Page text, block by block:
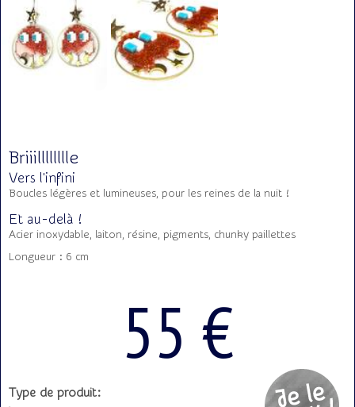
Briiilllllllle
Vers l'infini
Boucles légères et lumineuses, pour les reines de la nuit !
Et au-delà !
Acier inoxydable, laiton, résine, pigments, chunky paillettes
Longueur : 6 cm
55 €
Type de produit: